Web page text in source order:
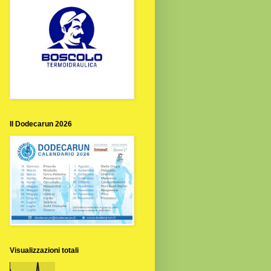
Il Dodecarun 2026
Visualizzazioni totali